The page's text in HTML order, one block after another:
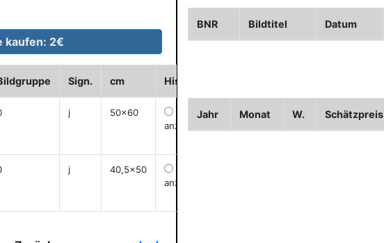
Sign. cm Historie
j
50x60
anzeigen
j
40,5x50
anzeigen
BNR Bildtitel Datum
Jahr Monat W. Schätzpreis